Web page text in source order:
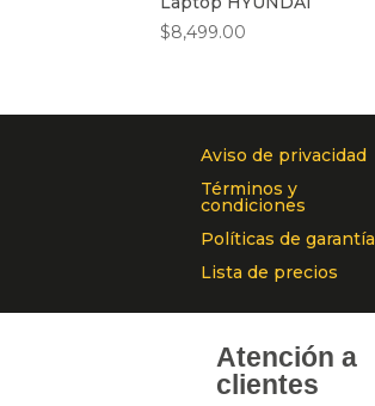
$8,499.00
Aviso de privacidad
Términos y
condiciones
Políticas de garantía
Lista de precios
Atención a
clientes